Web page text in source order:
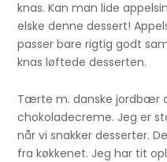
knas. Kan man lide
elske denne dessert!
passer bare rigtig godt
knas løftede desserten.
Tærte m. danske jordbær
chokoladecreme. Jeg er
når vi snakker desserter.
fra køkkenet. Jeg har tit